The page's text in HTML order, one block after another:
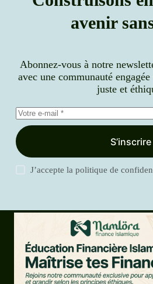
Construisons
avenir
Abonnez-vous à notre
avec une communauté